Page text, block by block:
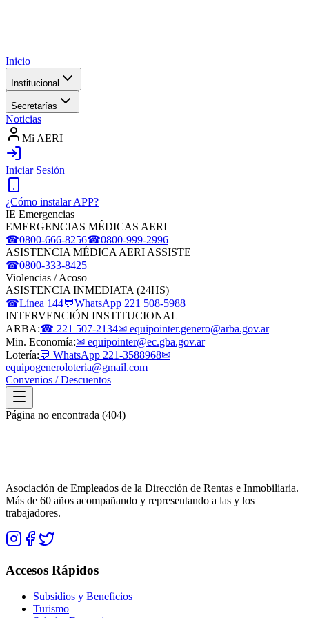
Inicio
Institucional
Secretarías
Noticias
Mi AERI
Iniciar Sesión
¿Cómo instalar APP?
IE Emergencias
EMERGENCIAS MÉDICAS AERI
☎0800-666-8256☎0800-999-2996
ASISTENCIA MÉDICA AERI ASSISTE
☎0800-333-8425
Violencias / Acoso
ASISTENCIA INMEDIATA (24HS)
☎Línea 144💬WhatsApp 221 508-5988
INTERVENCIÓN INSTITUCIONAL
ARBA:☎ 221 507-2134✉ equipointer.genero@arba.gov.ar
Min. Economía:✉ equipointer@ec.gba.gov.ar
Lotería:💬 WhatsApp 221-3588968✉
equipogeneroloteria@gmail.com
Convenios / Descuentos
Página no encontrada (404)
Asociación de Empleados de la Dirección de Rentas e Inmobiliaria.
Más de 60 años acompañando y representando a las y los
trabajadores.
Accesos Rápidos
Subsidios y Beneficios
Turismo